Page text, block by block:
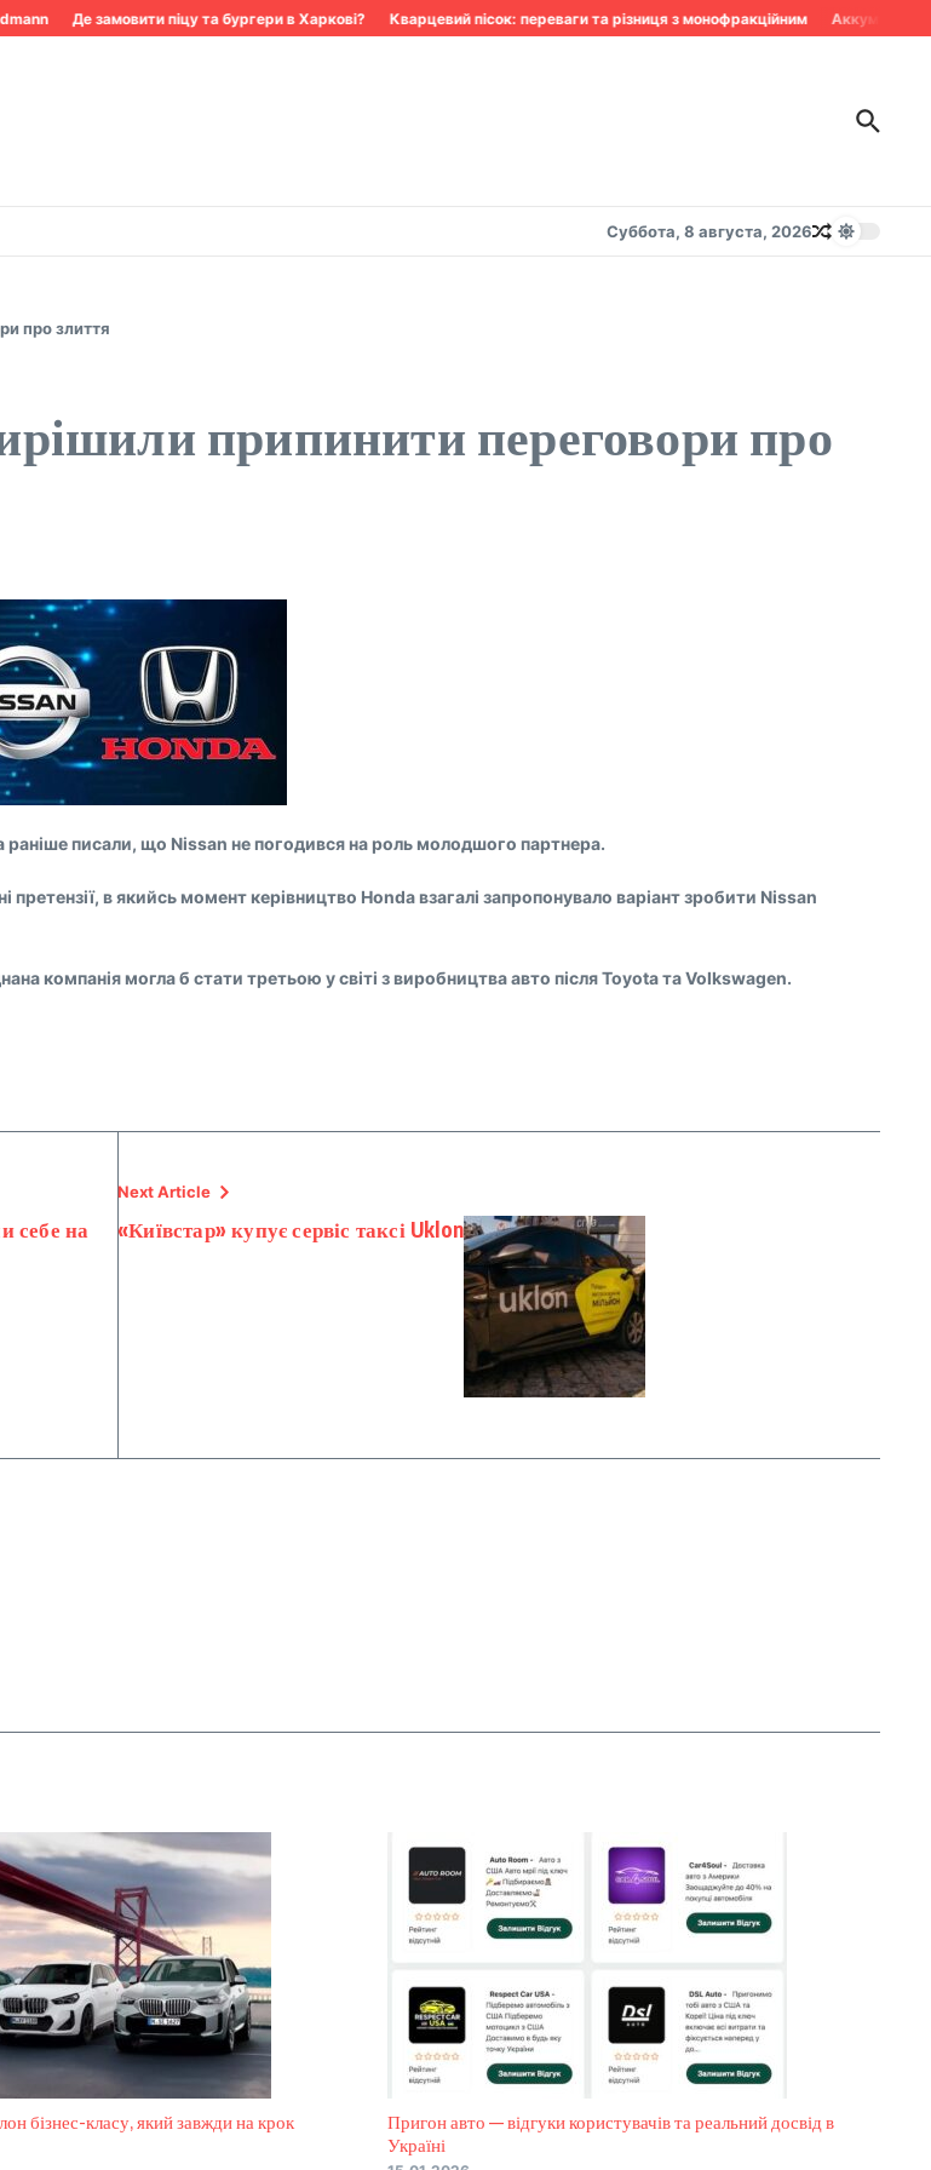
Де замовити піцу та бургери в Харкові? Кварцевий пісок: переваги та різниця з монофракційним Аккумулятор
Суббота, 8 августа, 2026
про злиття
припинити переговори про
раніше писали, що Nissan не погодився на роль молодшого партнера.
в якийсь момент керівництво Honda взагалі запропонувало варіант зробити Nissan
компанія могла б стати третьою у світі з виробництва авто після Toyota та Volkswagen.
себе на
Next Article
«Київстар» купує сервіс таксі Uklon
бізнес-класу, який завжди на крок
Пригон авто — відгуки користувачів та реальний досвід в
Україні